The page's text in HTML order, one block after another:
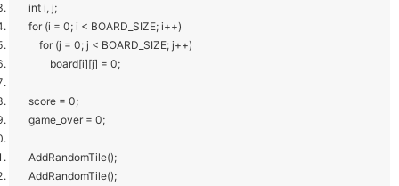
int i, j;
for (i = 0; i < BOARD_SIZE; i++)
for (j = 0; j < BOARD_SIZE; j++)
board[i][j] = 0;
score = 0;
game_over = 0;
AddRandomTile();
AddRandomTile();